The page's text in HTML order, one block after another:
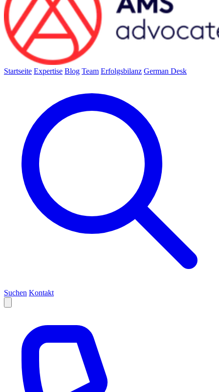
Startseite Expertise Blog Team Erfolgsbilanz German Desk
Suchen Kontakt